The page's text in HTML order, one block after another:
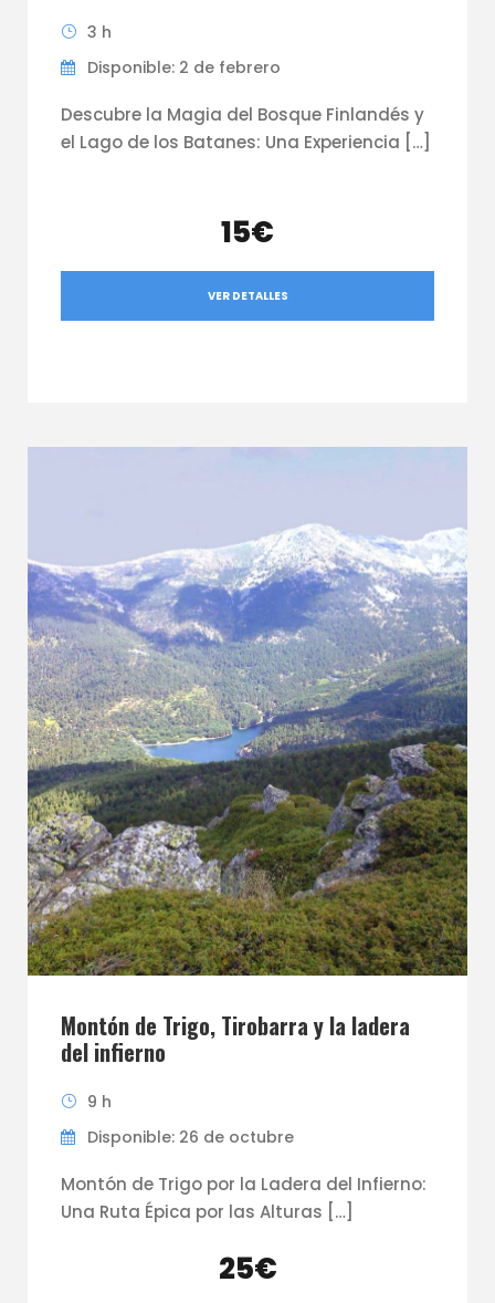
3 h
Disponible: 2 de febrero
Descubre la Magia del Bosque Finlandés y
el Lago de los Batanes: Una Experiencia […]
15€
VER DETALLES
Montón de Trigo, Tirobarra y la ladera
del infierno
9 h
Disponible: 26 de octubre
Montón de Trigo por la Ladera del Infierno:
Una Ruta Épica por las Alturas […]
25€